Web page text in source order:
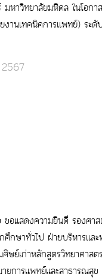
หาวิทยาลัยมหิดล ในโอกา
งานเทคนิคการแพทย์) ระ
อแสดงความยินดี รองศา
ศึกษาทั่วไป ฝ่ายบริหารแ
ศิษย์เก่าหลักสูตรวิทยาศา
ยการแพทย์และสาธารณสุ